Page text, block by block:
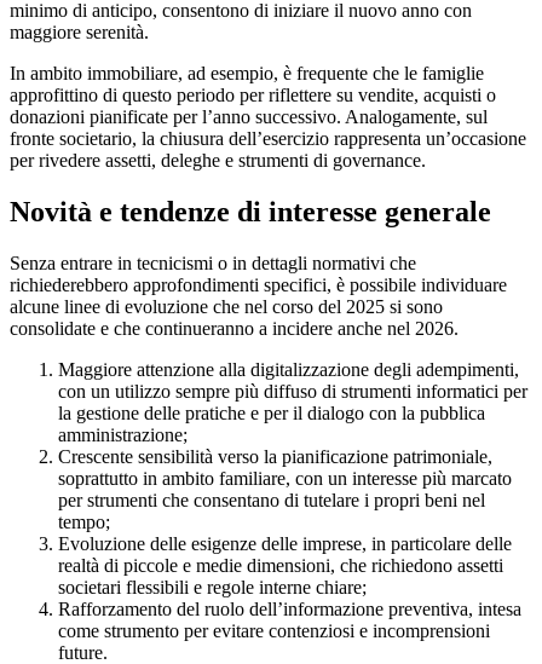
minimo di anticipo, consentono di iniziare il nuovo anno con
maggiore serenità.
In ambito immobiliare, ad esempio, è frequente che le famiglie
approfittino di questo periodo per riflettere su vendite, acquisti o
donazioni pianificate per l’anno successivo. Analogamente, sul
fronte societario, la chiusura dell’esercizio rappresenta un’occasione
per rivedere assetti, deleghe e strumenti di governance.
Novità e tendenze di interesse generale
Senza entrare in tecnicismi o in dettagli normativi che
richiederebbero approfondimenti specifici, è possibile individuare
alcune linee di evoluzione che nel corso del 2025 si sono
consolidate e che continueranno a incidere anche nel 2026.
Maggiore attenzione alla digitalizzazione degli adempimenti,
con un utilizzo sempre più diffuso di strumenti informatici per
la gestione delle pratiche e per il dialogo con la pubblica
amministrazione;
Crescente sensibilità verso la pianificazione patrimoniale,
soprattutto in ambito familiare, con un interesse più marcato
per strumenti che consentano di tutelare i propri beni nel
tempo;
Evoluzione delle esigenze delle imprese, in particolare delle
realtà di piccole e medie dimensioni, che richiedono assetti
societari flessibili e regole interne chiare;
Rafforzamento del ruolo dell’informazione preventiva, intesa
come strumento per evitare contenziosi e incomprensioni
future.